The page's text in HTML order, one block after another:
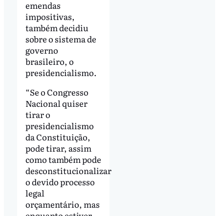
emendas
impositivas,
também decidiu
sobre o sistema de
governo
brasileiro, o
presidencialismo.
“Se o Congresso
Nacional quiser
tirar o
presidencialismo
da Constituição,
pode tirar, assim
como também pode
desconstitucionalizar
o devido processo
legal
orçamentário, mas